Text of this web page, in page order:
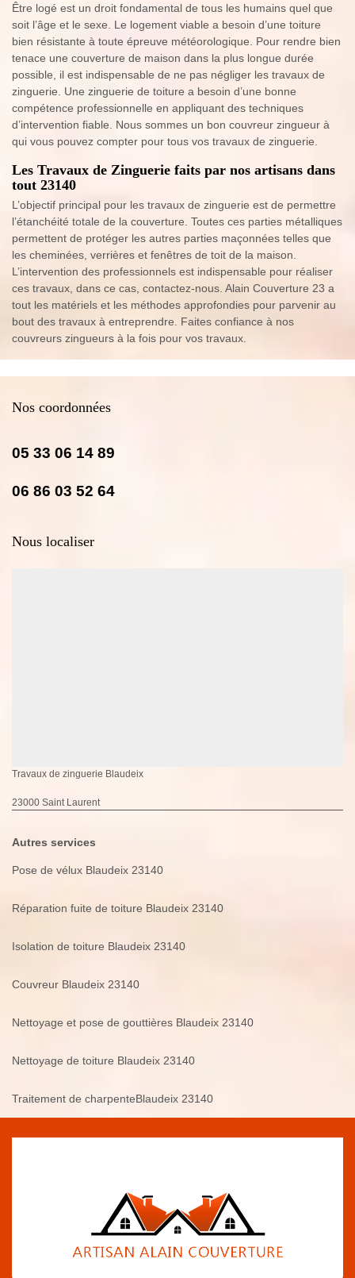
Être logé est un droit fondamental de tous les humains quel que
soit l’âge et le sexe. Le logement viable a besoin d’une toiture
bien résistante à toute épreuve météorologique. Pour rendre bien
tenace une couverture de maison dans la plus longue durée
possible, il est indispensable de ne pas négliger les travaux de
zinguerie. Une zinguerie de toiture a besoin d’une bonne
compétence professionnelle en appliquant des techniques
d’intervention fiable. Nous sommes un bon couvreur zingueur à
qui vous pouvez compter pour tous vos travaux de zinguerie.
Les Travaux de Zinguerie faits par nos artisans dans
tout 23140
L’objectif principal pour les travaux de zinguerie est de permettre
l’étanchéité totale de la couverture. Toutes ces parties métalliques
permettent de protéger les autres parties maçonnées telles que
les cheminées, verrières et fenêtres de toit de la maison.
L’intervention des professionnels est indispensable pour réaliser
ces travaux, dans ce cas, contactez-nous. Alain Couverture 23 a
tout les matériels et les méthodes approfondies pour parvenir au
bout des travaux à entreprendre. Faites confiance à nos
couvreurs zingueurs à la fois pour vos travaux.
Nos coordonnées
05 33 06 14 89
06 86 03 52 64
Nous localiser
Travaux de zinguerie Blaudeix
23000 Saint Laurent
Autres services
Pose de vélux Blaudeix 23140
Réparation fuite de toiture Blaudeix 23140
Isolation de toiture Blaudeix 23140
Couvreur Blaudeix 23140
Nettoyage et pose de gouttières Blaudeix 23140
Nettoyage de toiture Blaudeix 23140
Traitement de charpenteBlaudeix 23140